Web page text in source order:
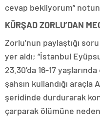
cevap bekliyorum”
KÜRŞAD ZORLU’DAN
Zorlu’nun paylaştığı
yer aldı; “İstanbul
23.30’da 16-17
şahsın kullandığı
şeridinde durdurarak
çarparak ölümüne